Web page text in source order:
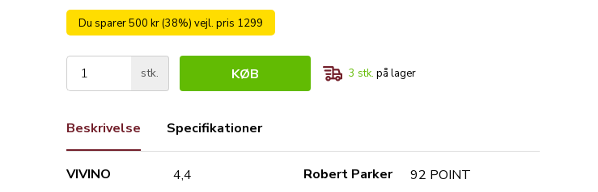
Du sparer 500 kr (38%) vejl. pris 1299
stk. KØB 3 stk. på lager
Beskrivelse Specifikationer
VIVINO 4,4 Robert Parker 92 POINT